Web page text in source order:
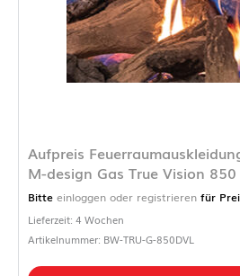
Aufpreis
M-design Gas True Vision 850
Bitte einloggen oder registrieren für
Lieferzeit: 4 Wochen
Artikelnummer: BW-TRU-G-850DVL